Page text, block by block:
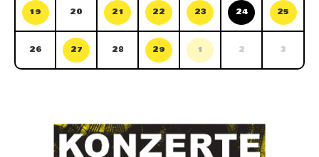
19 20 21 22 23 24 25
26 27 28 29 1 2 3